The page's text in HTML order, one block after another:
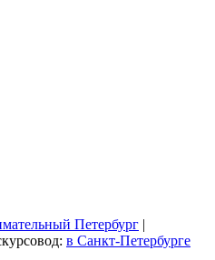
Петербург |
в Санкт-Петербурге